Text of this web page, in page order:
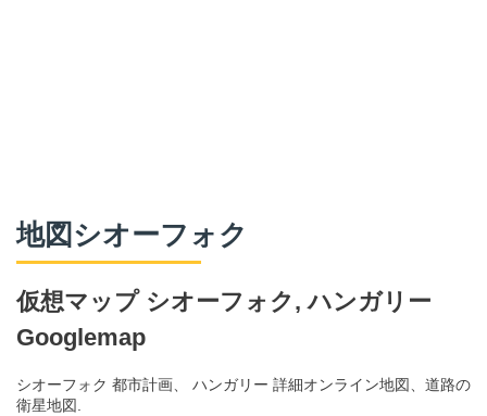
地図シオーフォク
仮想マップ シオーフォク, ハンガリー
Googlemap
シオーフォク 都市計画、 ハンガリー 詳細オンライン地図、道路の
衛星地図.